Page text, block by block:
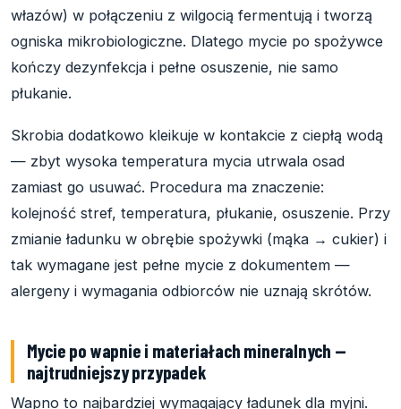
włazów) w połączeniu z wilgocią fermentują i tworzą
ogniska mikrobiologiczne. Dlatego mycie po spożywce
kończy dezynfekcja i pełne osuszenie, nie samo
płukanie.
Skrobia dodatkowo kleikuje w kontakcie z ciepłą wodą
— zbyt wysoka temperatura mycia utrwala osad
zamiast go usuwać. Procedura ma znaczenie:
kolejność stref, temperatura, płukanie, osuszenie. Przy
zmianie ładunku w obrębie spożywki (mąka → cukier) i
tak wymagane jest pełne mycie z dokumentem —
alergeny i wymagania odbiorców nie uznają skrótów.
Mycie po wapnie i materiałach mineralnych —
najtrudniejszy przypadek
Wapno to najbardziej wymagający ładunek dla myjni.